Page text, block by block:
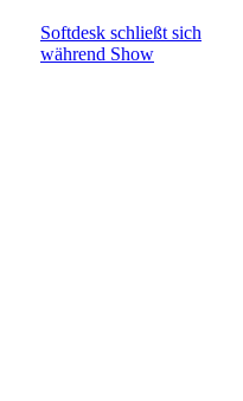
Softdesk schließt sich
während Show